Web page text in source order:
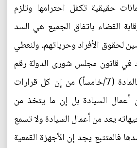
حقيقية تكفل احترامها وتلزم
القضاء باتفاق الجميع هي السد
لحقوق الأفراد وحرياتهم، ولنعطي
في قانون مجلس شورى الدولة رقم
(65) لسنة 1979 بالمادة (7/خامساً) من إن كل قرارات
أعمال السيادة بل إن ما يتخذ من
يعد من أعمال السيادة ولا تسمع
فالمتتبع يجد إن الأجهزة القمعية